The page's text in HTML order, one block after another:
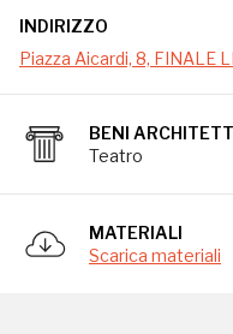
INDIRIZZO
Piazza Aicardi, 8, FINALE
BENI
Teatro
MATERIALI
Scarica materiali